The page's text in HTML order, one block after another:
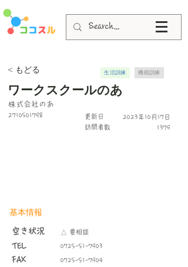
< もどる
ワークスクールのあ
株式会社のあ
2710501798
更新日
​訪問者数
2023年10月17日
1379
生活訓練 機能訓練
基本情報
空き状況
TEL
FAX
△ 要相談
0725-51-7903
0725-51-7904